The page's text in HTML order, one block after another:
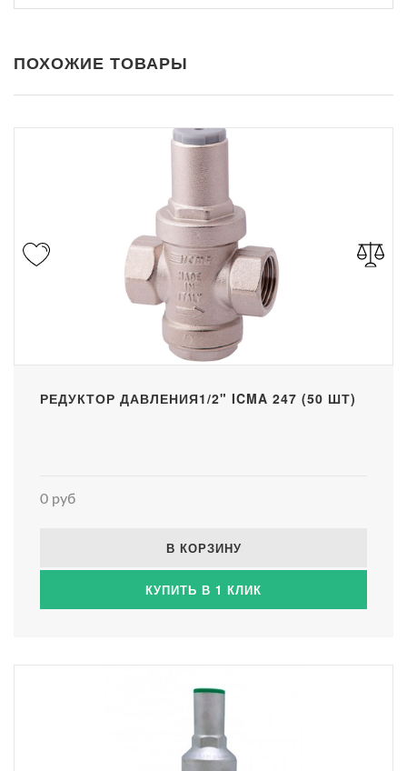
ПОХОЖИЕ ТОВАРЫ
РЕДУКТОР ДАВЛЕНИЯ1/2" ICMA 247 (50 ШТ)
0 руб
В КОРЗИНУ
КУПИТЬ В 1 КЛИК